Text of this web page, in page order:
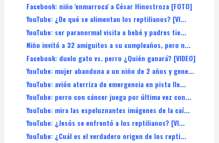
Facebook: niño 'enmarroca' a César Hinostroza [FOTO]
YouTube: ¿De qué se alimentan los reptilianos? [VI...
YouTube: ser paranormal visita a bebé y padres tie...
Niño invitó a 32 amiguitos a su cumpleaños, pero n...
Facebook: duelo gato vs. perro ¿Quién ganará? [VIDEO]
YouTube: mujer abandona a un niño de 2 años y gene...
YouTube: avión aterriza de emergencia en pista lle...
YouTube: perro con cáncer juega por última vez con...
YouTube: mira las espeluznantes imágenes de la caí...
YouTube: ¿Jesús se enfrentó a los reptilianos? [VI...
YouTube: ¿Cuál es el verdadero origen de los repti...